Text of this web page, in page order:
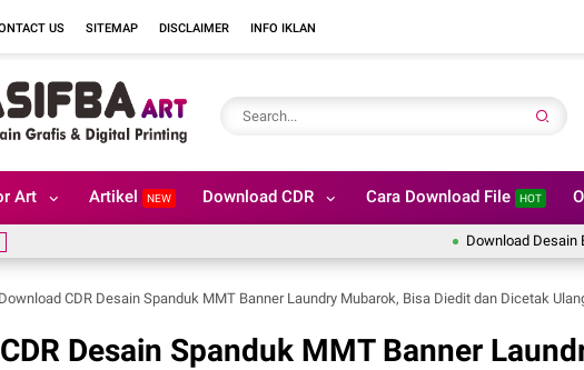
US SITEMAP DISCLAIMER INFO IKLAN
Art Artikel NEW Download CDR Cara Download File HOT
Download Desain Banner
Download CDR Desain Spanduk MMT Banner Laundry Mubarok, Bisa Diedit dan Dicetak
Desain Spanduk MMT Banner